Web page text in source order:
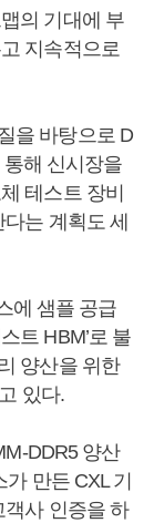
의 기대에 부
지속적으로
을 바탕으로 D
해 신시장을
테스트 장비
는 계획도 세
에 샘플 공급
트 HBM’로 불
양산을 위한
있다.
DDR5 양산
만든 CXL 기
객사 인증을 하